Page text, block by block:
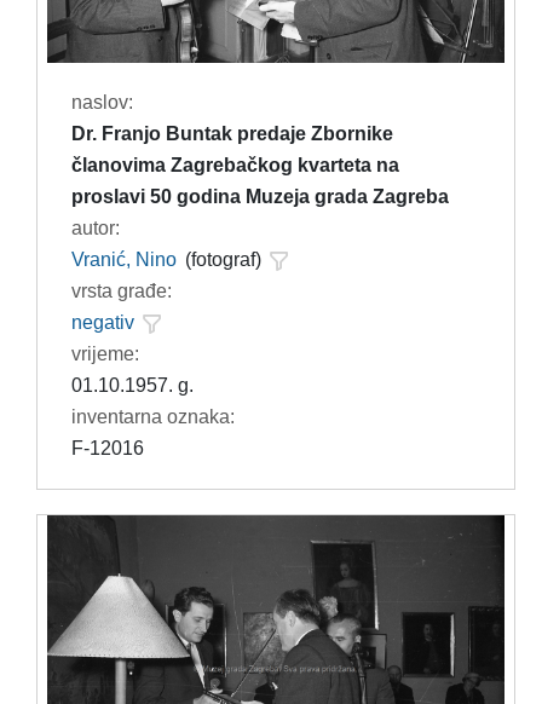
naslov:
Dr. Franjo Buntak predaje Zbornike
članovima Zagrebačkog kvarteta na
proslavi 50 godina Muzeja grada Zagreba
autor:
Vranić, Nino (fotograf)
vrsta građe:
negativ
vrijeme:
01.10.1957. g.
inventarna oznaka:
F-12016